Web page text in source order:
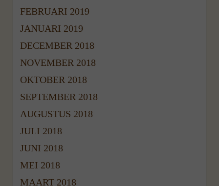
FEBRUARI 2019
JANUARI 2019
DECEMBER 2018
NOVEMBER 2018
OKTOBER 2018
SEPTEMBER 2018
AUGUSTUS 2018
JULI 2018
JUNI 2018
MEI 2018
MAART 2018